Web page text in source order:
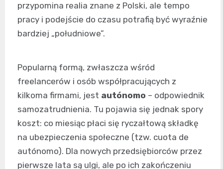
przypomina realia znane z Polski, ale tempo
pracy i podejście do czasu potrafią być wyraźnie
bardziej „południowe”.
Popularną formą, zwłaszcza wśród
freelancerów i osób współpracujących z
kilkoma firmami, jest autónomo – odpowiednik
samozatrudnienia. Tu pojawia się jednak spory
koszt: co miesiąc płaci się ryczałtową składkę
na ubezpieczenia społeczne (tzw. cuota de
autónomo). Dla nowych przedsiębiorców przez
pierwsze lata są ulgi, ale po ich zakończeniu